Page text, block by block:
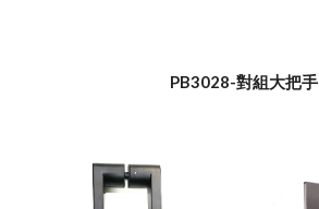
PB3028-對組大把手